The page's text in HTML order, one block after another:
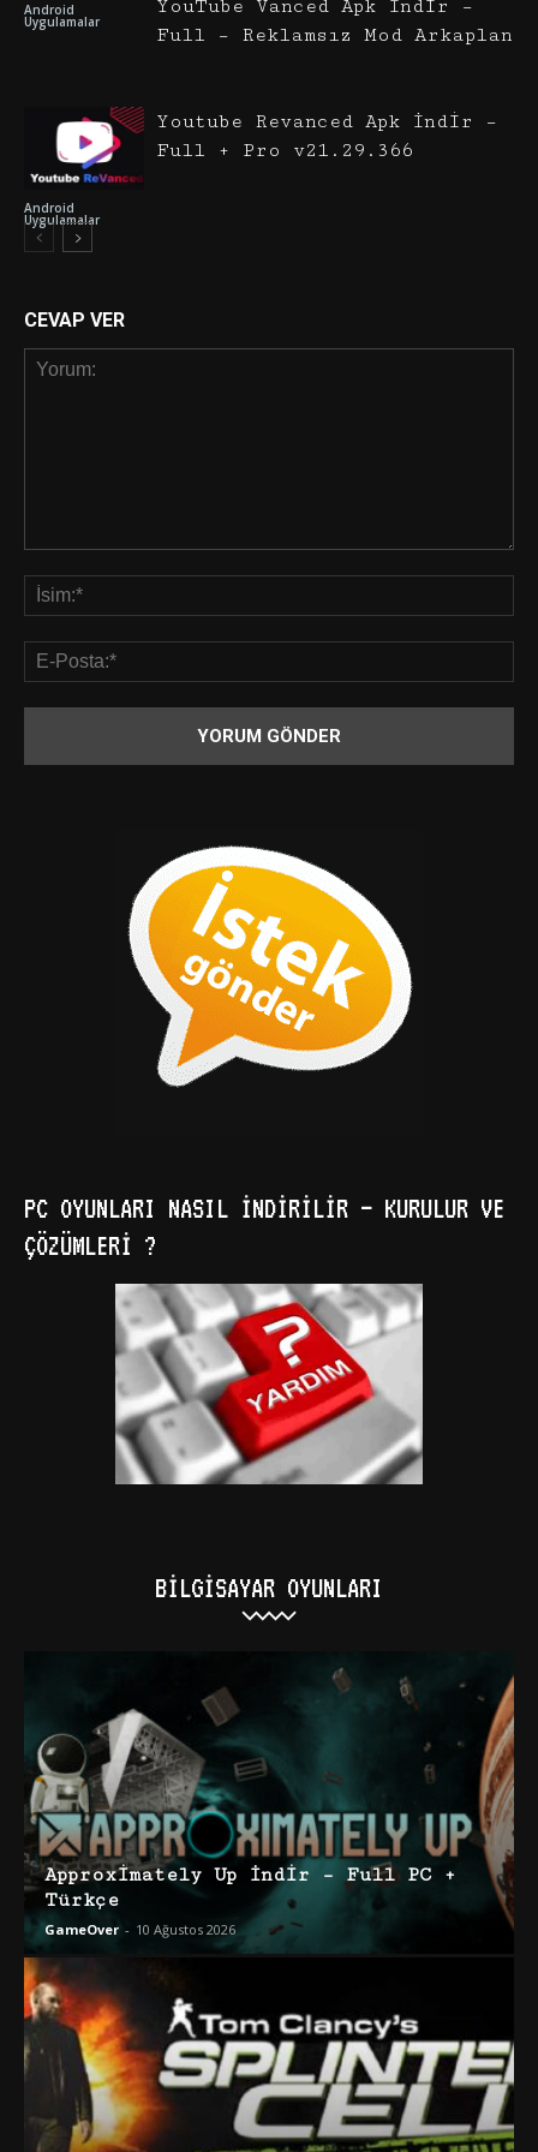
Android
Uygulamalar
YouTube Vanced Apk İndir –
Full – Reklamsız Mod Arkaplan
Android
Uygulamalar
Youtube Revanced Apk İndir –
Full + Pro v21.29.366
CEVAP VER
PC OYUNLARI NASIL İNDIRILIR – KURULUR VE
ÇÖZÜMLERI ?
BILGISAYAR OYUNLARI
Approximately Up İndir – Full PC +
Türkçe
GameOver - 10 Ağustos 2026